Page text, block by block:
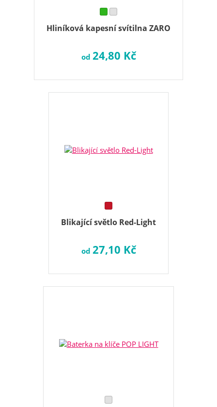
Hliníková kapesní svítilna ZARO
od 24,80 Kč
Blikající světlo Red-Light
od 27,10 Kč